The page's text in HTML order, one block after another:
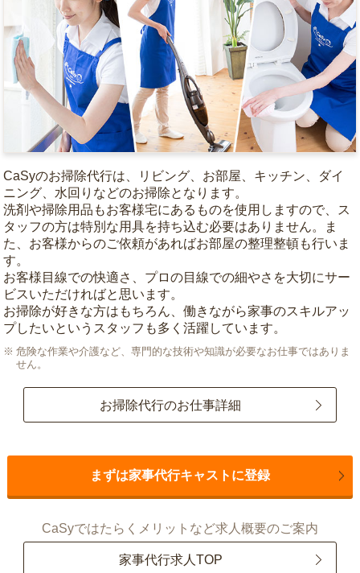
CaSyのお掃除代行は、リビング、お部屋、キッチン、ダイ
ニング、水回りなどのお掃除となります。
洗剤や掃除用品もお客様宅にあるものを使用しますので、ス
タッフの方は特別な用具を持ち込む必要はありません。ま
た、お客様からのご依頼があればお部屋の整理整頓も行いま
す。
お客様目線での快適さ、プロの目線での細やさを大切にサー
ビスいただければと思います。
お掃除が好きな方はもちろん、働きながら家事のスキルアッ
プしたいというスタッフも多く活躍しています。
危険な作業や介護など、専門的な技術や知識が必要なお仕事ではありま
せん。
お掃除代行のお仕事詳細
まずは家事代行キャストに登録
CaSyではたらくメリットなど求人概要のご案内
家事代行求人TOP